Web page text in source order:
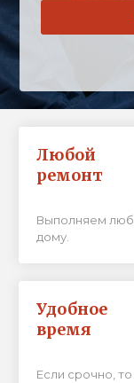
Любой
ремонт
Выполняем
дому.
Удобное
время
Если срочно,